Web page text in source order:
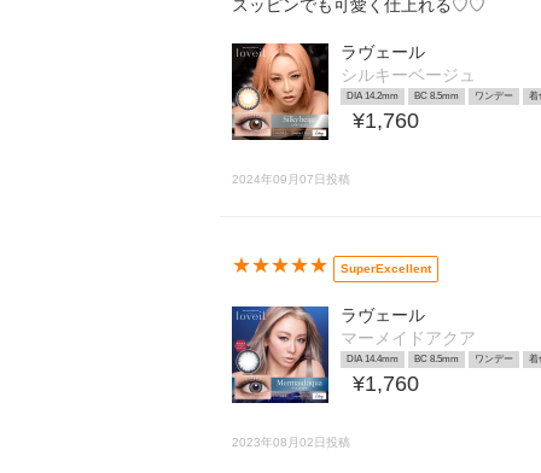
スッピンでも可愛く仕上れる♡♡
ラヴェール
シルキーベージュ
DIA 14.2mm BC 8.5mm ワンデー 着
¥1,760
2024年09月07日投稿
★★★★★ SuperExcellent
ラヴェール
マーメイドアクア
DIA 14.4mm BC 8.5mm ワンデー 着
¥1,760
2023年08月02日投稿